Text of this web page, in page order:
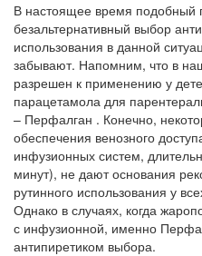
В настоящее время подобный
безальтернативный выбор
использования в данной
забывают. Напомним, что в
разрешен к применению у
парацетамола для
– Перфалган . Конечно,
обеспечения венозного
инфузионных систем,
минут), не дают основания
рутинного использования у
Однако в случаях, когда
с инфузионной, именно
антипиретиком выбора.